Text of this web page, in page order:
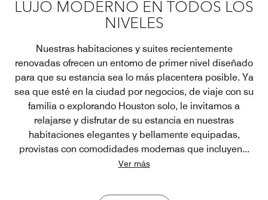
LUJO MODERNO EN TODOS LOS
NIVELES
Nuestras habitaciones y suites recientemente
renovadas ofrecen un entorno de primer nivel diseñado
para que su estancia sea lo más placentera posible. Ya
sea que esté en la ciudad por negocios, de viaje con su
familia o explorando Houston solo, le invitamos a
relajarse y disfrutar de su estancia en nuestras
habitaciones elegantes y bellamente equipadas,
provistas con comodidades modernas que incluyen...
Ver más